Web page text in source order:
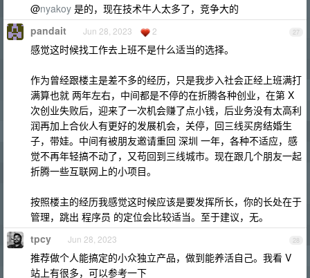
@nyakoy 是的，现在技术牛人太多了，竞争大的
27
pandait Jun 28, 2023 2
感觉这时候找工作去上班不是什么适当的选择。
作为曾经跟楼主是差不多的经历，只是我步入社会正经上班满打
满算也就 两年左右，中间都是不停的在折腾各种创业，在第 X
次创业失败后，迎来了一次机会赚了点小钱，后业务没有太高利
润再加上合伙人有更好的发展机会，关停，回三线买房结婚生
子，带娃。中间有被朋友邀请重回 深圳 一年，各种不适应，感
觉不再年轻搞不动了，又苟回到三线城市。现在跟几个朋友一起
折腾一些互联网上的小项目。
按照楼主的经历我感觉这时候应该是要发挥所长，你的长处在于
管理，跳出 程序员 的定位会比较适当。至于建议，无。
28
tpcy Jun 28, 2023
推荐做个人能搞定的小众独立产品，做到能养活自己。我看 V
站上有很多，可以参考一下